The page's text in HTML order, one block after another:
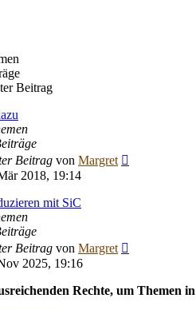
Beitrag
Beitrag von Margret
2018, 19:14
mit SiC
Beitrag von Margret
2025, 19:16
Rechte, um Themen